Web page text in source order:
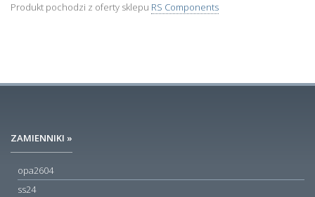
Produkt pochodzi z oferty sklepu RS Components
ZAMIENNIKI »
opa2604
ss24